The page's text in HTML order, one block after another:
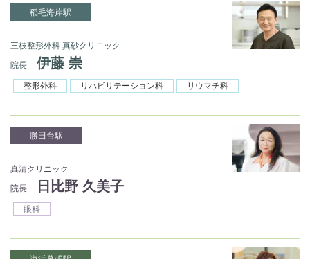
稲毛海岸駅
三枝整形外科 真砂クリニック
院長
伊藤 崇
整形外科 リハビリテーション科 リウマチ科
勝田台駅
真清クリニック
院長
日比野 久美子
眼科